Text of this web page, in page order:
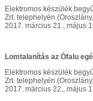
Elektromos készülék
Zrt. telephelyén
2017. március 21., május
Lomtalanítás az Ófalu
Elektromos készülék
Zrt. telephelyén
2017. március 22., május